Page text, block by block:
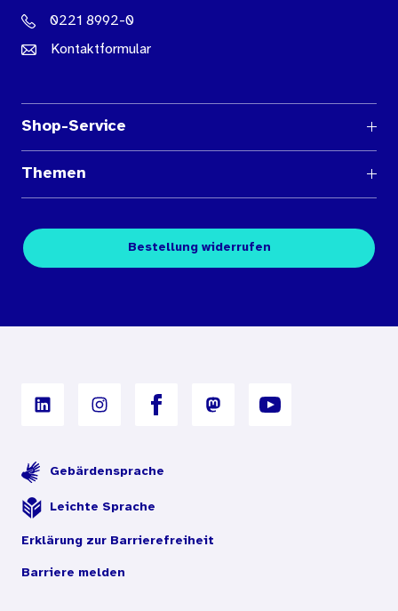
0221 8992-0
Kontaktformular
Shop-Service
Medienübersichten
Kontakt
Themen
Fachpublikationen
Digitales Archiv
Bestellung widerrufen
Gebärdensprache
Leichte Sprache
Erklärung zur Barrierefreiheit
Barriere melden